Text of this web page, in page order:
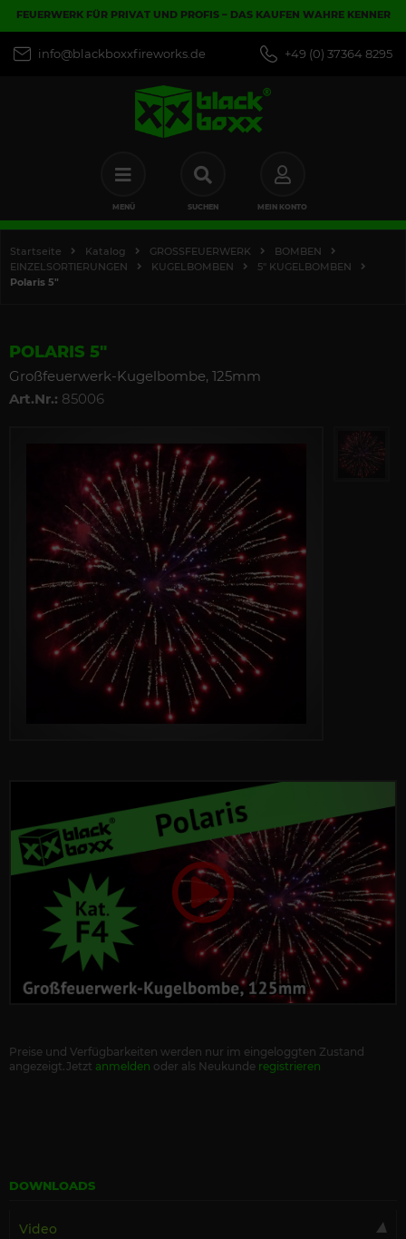
FEUERWERK FÜR PRIVAT UND PROFIS – DAS KAUFEN WAHRE KENNER
info@blackboxxfireworks.de +49 (0) 37364 8295
MENÜ SUCHEN MEIN KONTO
Startseite Katalog GROSSFEUERWERK
BOMBEN
EINZELSORTIERUNGEN
KUGELBOMBEN
5" KUGELBOMBEN
Polaris 5"
POLARIS 5"
Großfeuerwerk-Kugelbombe, 125mm
Art.Nr.: 85006
Preise und Verfügbarkeiten werden nur im eingeloggten Zustand
angezeigt.Jetzt anmelden oder als Neukunde registrieren
DOWNLOADS
Video